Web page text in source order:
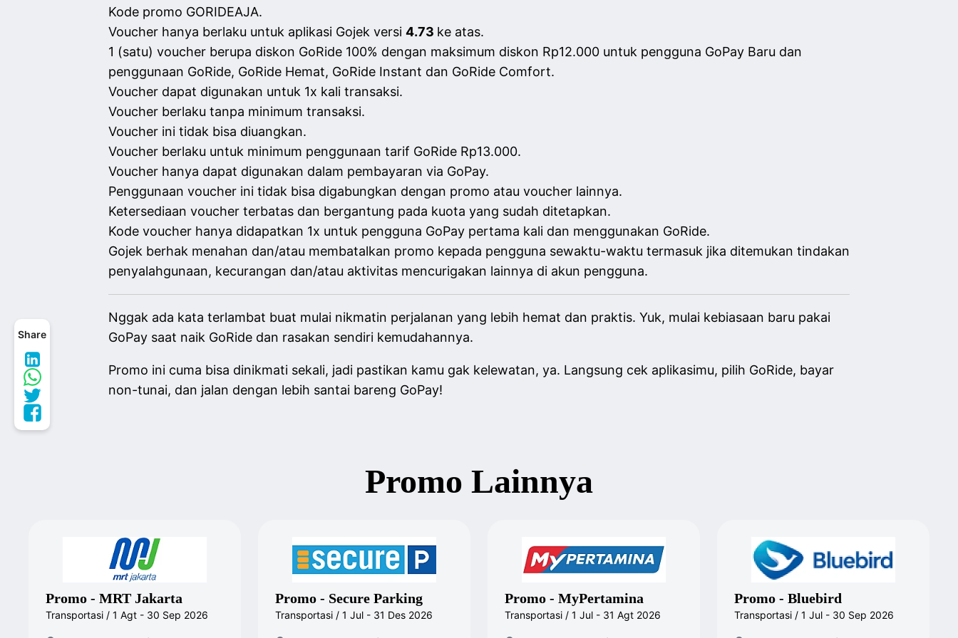
Share
Kode promo GORIDEAJA.
Voucher hanya berlaku untuk aplikasi Gojek versi 4.73 ke atas.
1 (satu) voucher berupa diskon GoRide 100% dengan maksimum diskon Rp12.000 untuk pengguna GoPay Baru dan
penggunaan GoRide, GoRide Hemat, GoRide Instant dan GoRide Comfort.
Voucher dapat digunakan untuk 1x kali transaksi.
Voucher berlaku tanpa minimum transaksi.
Voucher ini tidak bisa diuangkan.
Voucher berlaku untuk minimum penggunaan tarif GoRide Rp13.000.
Voucher hanya dapat digunakan dalam pembayaran via GoPay.
Penggunaan voucher ini tidak bisa digabungkan dengan promo atau voucher lainnya.
Ketersediaan voucher terbatas dan bergantung pada kuota yang sudah ditetapkan.
Kode voucher hanya didapatkan 1x untuk pengguna GoPay pertama kali dan menggunakan GoRide.
Gojek berhak menahan dan/atau membatalkan promo kepada pengguna sewaktu-waktu termasuk jika ditemukan tindakan
penyalahgunaan, kecurangan dan/atau aktivitas mencurigakan lainnya di akun pengguna.
Nggak ada kata terlambat buat mulai nikmatin perjalanan yang lebih hemat dan praktis. Yuk, mulai kebiasaan baru pakai
GoPay saat naik GoRide dan rasakan sendiri kemudahannya.
Promo ini cuma bisa dinikmati sekali, jadi pastikan kamu gak kelewatan, ya. Langsung cek aplikasimu, pilih GoRide, bayar
non-tunai, dan jalan dengan lebih santai bareng GoPay!
Promo Lainnya
Promo - MRT Jakarta
Transportasi / 1 Agt - 30 Sep 2026
Promo - Secure Parking
Transportasi / 1 Jul - 31 Des 2026
Promo - MyPertamina
Transportasi / 1 Jul - 31 Agt 2026
Promo - Bluebird
Transportasi / 1 Jul - 30 Sep 2026